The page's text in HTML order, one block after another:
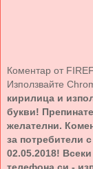
Коментар от
Използвайте
кирилица и
букви!
желателни.
за потребители
02.05.2018!